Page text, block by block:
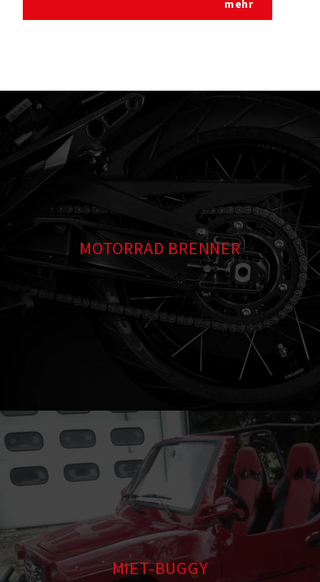
mehr
MOTORRAD BRENNER
MIET-BUGGY